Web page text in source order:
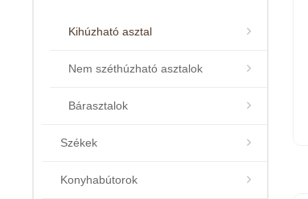
Kihúzható asztal
Nem széthúzható asztalok
Bárasztalok
Székek
Konyhabútorok